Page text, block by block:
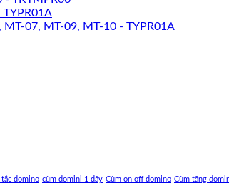
TYPR01A
MT-07, MT-09, MT-10 - TYPR01A
tắc domino cùm domini 1 dây Cùm on off domino Cùm tăng